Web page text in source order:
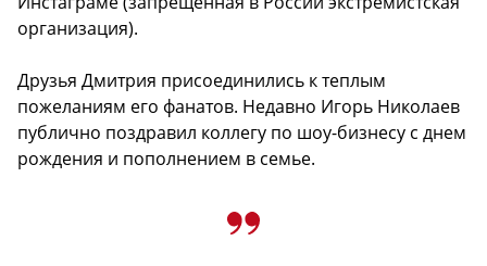
организация).
Друзья Дмитрия присоединились к теплым
пожеланиям его фанатов. Недавно Игорь Николаев
публично поздравил коллегу по шоу-бизнесу с днем
рождения и пополнением в семье.